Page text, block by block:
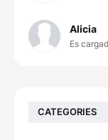
Alicia
Es
CATEGORIES